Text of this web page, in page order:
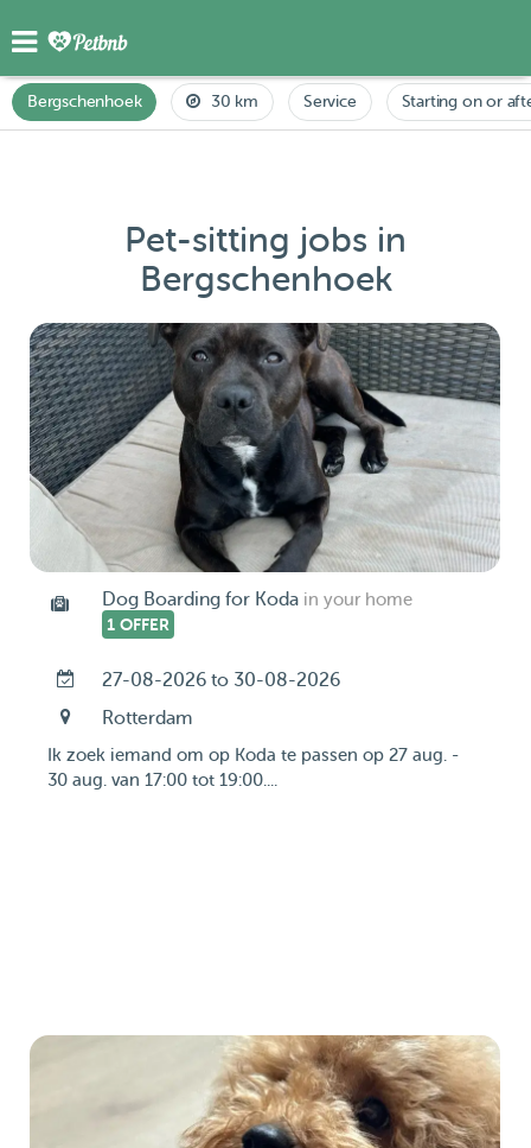
Bergschenhoek 30 km Service Starting on or
Pet-sitting jobs in
Bergschenhoek
Dog Boarding for Koda in your home
1 OFFER
27-08-2026 to 30-08-2026
Rotterdam
Ik zoek iemand om op Koda te passen op 27 aug. -
30 aug. van 17:00 tot 19:00....